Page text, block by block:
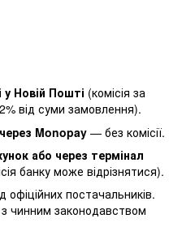
у Новій Пошті (комісія за
від суми замовлення).
Monopay— без комісії.
або через термінал
банку може відрізнятися).
офіційних постачальників.
чинним законодавством